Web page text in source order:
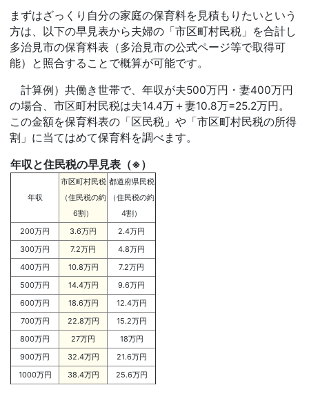
まずはざっくり自分の家庭の保育料を見積もりたいという
方は、以下の早見表から夫婦の「市区町村民税」を合計し
多治見市の保育料表（多治見市の公式ページ等で取得可
能）と照合することで概算が可能です。
計算例）共働き世帯で、年収が夫500万円・妻400万円
の場合、市区町村民税は夫14.4万＋妻10.8万=25.2万円。
この金額を保育料表の「区民税」や「市区町村民税の所得
割」に当てはめて保育料を調べます。
年収と住民税の早見表（※）
年収
市区町村民税
（住民税の約
6割）
都道府県民税
（住民税の約
4割）
200万円
3.6万円
2.4万円
300万円
7.2万円
4.8万円
400万円
10.8万円
7.2万円
500万円
14.4万円
9.6万円
600万円
18.6万円
12.4万円
700万円
22.8万円
15.2万円
800万円
27万円
18万円
900万円
32.4万円
21.6万円
1000万円
38.4万円 25.6万円